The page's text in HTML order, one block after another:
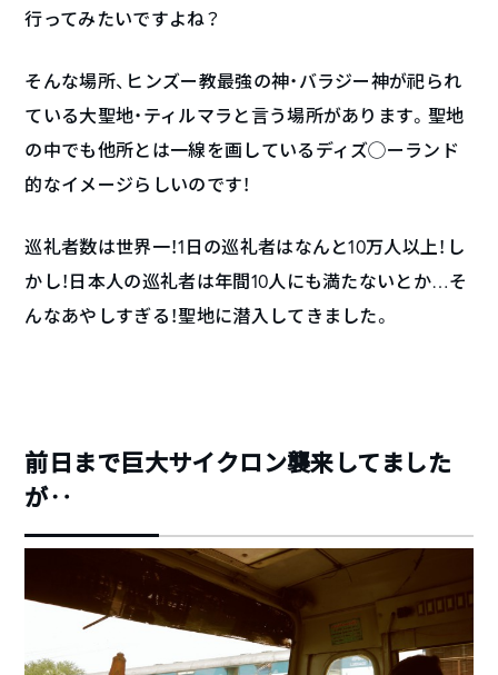
行ってみたいですよね？
そんな場所、ヒンズー教最強の神・バラジー神が祀られ
ている大聖地・ティルマラと言う場所があります。聖地
の中でも他所とは一線を画しているディズ◯ーランド
的なイメージらしいのです！
巡礼者数は世界一！1日の巡礼者はなんと10万人以上！し
かし！日本人の巡礼者は年間10人にも満たないとか…そ
んなあやしすぎる！聖地に潜入してきました。
前日まで巨大サイクロン襲来してました
が‥